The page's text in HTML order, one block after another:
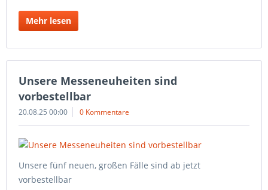
Mehr lesen
Unsere Messeneuheiten sind
vorbestellbar
20.08.25 00:00 0 Kommentare
Unsere fünf neuen, großen Fälle sind ab jetzt
vorbestellbar